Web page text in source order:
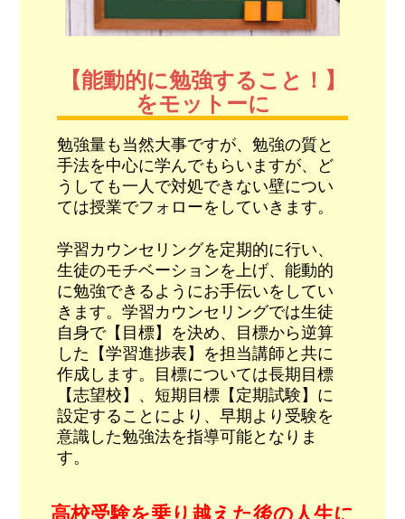
【能動的に勉強すること！】
をモットーに
勉強量も当然大事ですが、勉強の質と
手法を中心に学んでもらいますが、ど
うしても一人で対処できない壁につい
ては授業でフォローをしていきます。
学習カウンセリングを定期的に行い、
生徒のモチベーションを上げ、能動的
に勉強できるようにお手伝いをしてい
きます。学習カウンセリングでは生徒
自身で【目標】を決め、目標から逆算
した【学習進捗表】を担当講師と共に
作成します。目標については長期目標
【志望校】、短期目標【定期試験】に
設定することにより、早期より受験を
意識した勉強法を指導可能となりま
す。
高校受験を乗り越えた後の人生に